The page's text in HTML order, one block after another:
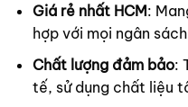
Giá rẻ nhất HCM:
hợp với mọi ngân
Chất lượng đảm bảo:
tế, sử dụng chất liệu